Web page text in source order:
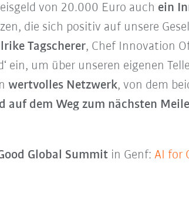
von 20.000 Euro auch ein
die sich positiv auf unsere
Tagscherer, Chef Innovation
ein, um über unseren eigenen
wertvolles Netzwerk, von dem
auf dem Weg zum nächsten
Global Summitin Genf: AI for